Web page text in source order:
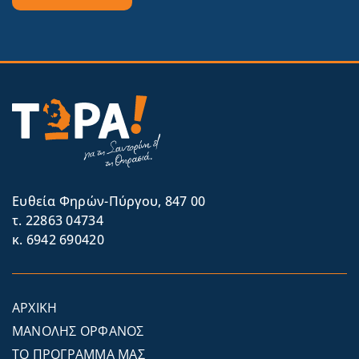
Eυθεία Φηρών-Πύργου, 847 00
τ. 22863 04734
κ. 6942 690420
ΑΡΧΙΚΗ
ΜΑΝΟΛΗΣ ΟΡΦΑΝΟΣ
ΤΟ ΠΡΟΓΡΑΜΜΑ ΜΑΣ